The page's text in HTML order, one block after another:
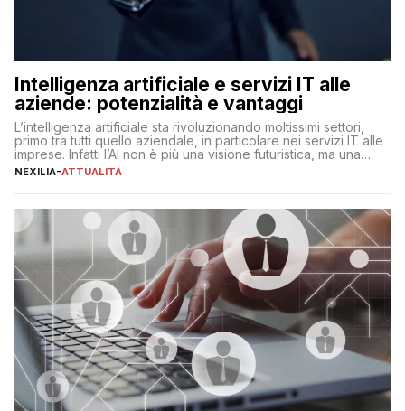
Intelligenza artificiale e servizi IT alle
aziende: potenzialità e vantaggi
L’intelligenza artificiale sta rivoluzionando moltissimi settori,
primo tra tutti quello aziendale, in particolare nei servizi IT alle
imprese. Infatti l’AI non è più una visione futuristica, ma una
realtà operativa che sta portando a un cambio significativo in
operazioni, bensì comporta […]
NEXILIA-ATTUALITÀ